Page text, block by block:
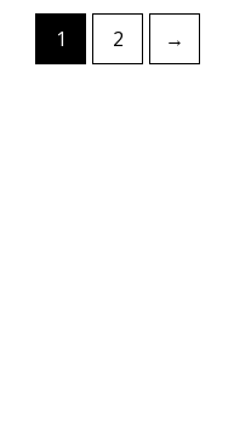
1 2 →